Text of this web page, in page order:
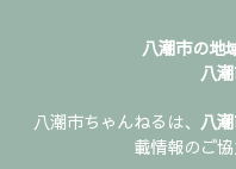
八潮市の地
八
八潮市ちゃんねるは、 八
載情報のご